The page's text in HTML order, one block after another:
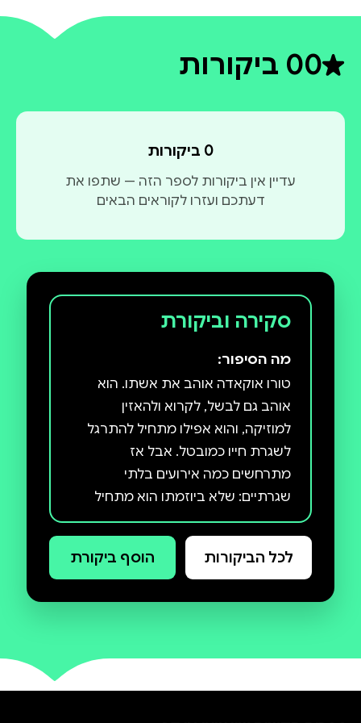
0דירוג ממוצע 0 מתוך 5
0 ביקורות
0 ביקורות
עדיין אין ביקורות לספר הזה — שתפו את
דעתכם ועזרו לקוראים הבאים
סקירה וביקורת
מה הסיפור:
טורו אוקאדה אוהב את אשתו. הוא
אוהב גם לבשל, לקרוא ולהאזין
למוזיקה, והוא אפילו מתחיל להתרגל
לשגרת חייו כמובטל. אבל אז
מתרחשים כמה אירועים בלתי
שגרתיים: שלא ביוזמתו הוא מתחיל
לקבל שיחות טלפון ארוטיות, החתול
שלו נעלם, והוא מתוודע לשתי אחיות
מסתוריות. אבל השינוי שמערער את
החיפוש אחר אשתו הופך למסע ארוך
לכל הביקורות הוסף ביקורת